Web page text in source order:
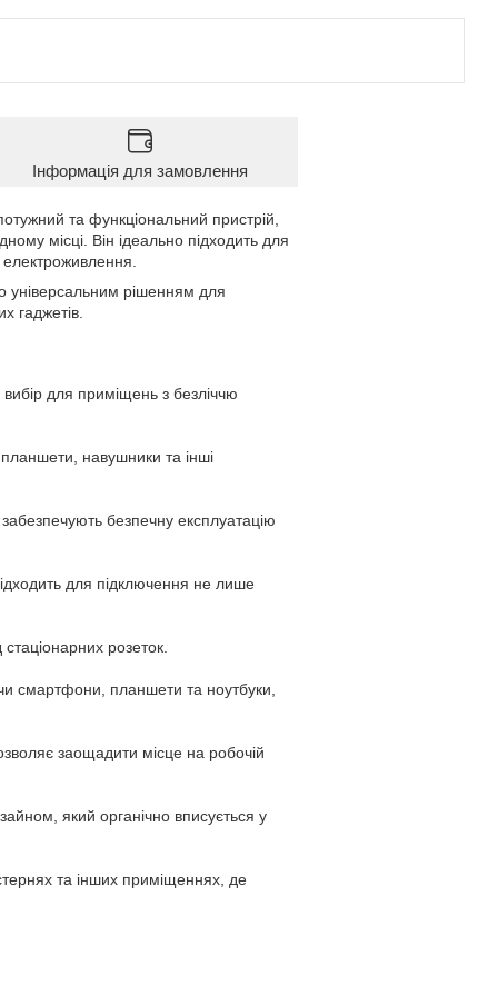
Інформація для замовлення
та функціональний пристрій,
місці. Він ідеально підходить для
універсальним рішенням для
гаджетів.
для приміщень з безліччю
навушники та інші
безпечну експлуатацію
для підключення не лише
розеток.
смартфони, планшети та ноутбуки,
заощадити місце на робочій
який органічно вписується у
та інших приміщеннях, де